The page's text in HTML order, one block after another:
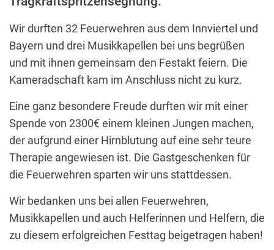
Wir durften 32 Feuerwehren aus dem Innviertel und
Bayern und drei Musikkapellen bei uns begrüßen
und mit ihnen gemeinsam den Festakt feiern. Die
Kameradschaft kam im Anschluss nicht zu kurz.
Eine ganz besondere Freude durften wir mit einer
Spende von 2300€ einem kleinen Jungen machen,
der aufgrund einer Hirnblutung auf eine sehr teure
Therapie angewiesen ist. Die Gastgeschenken für
die Feuerwehren sparten wir uns stattdessen.
Wir bedanken uns bei allen Feuerwehren,
Musikkapellen und auch Helferinnen und Helfern, die
zu diesem erfolgreichen Festtag beigetragen haben!